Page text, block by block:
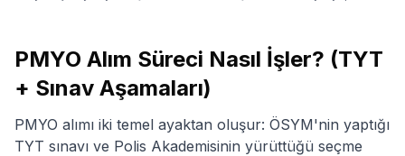
PMYO Alım Süreci Nasıl İşler? (TYT
+ Sınav Aşamaları)
PMYO alımı iki temel ayaktan oluşur: ÖSYM'nin yaptığı
TYT sınavı ve Polis Akademisinin yürüttüğü seçme